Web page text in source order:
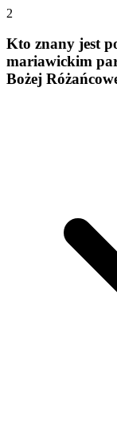
2
Kto znany jest
mariawickim
Bożej